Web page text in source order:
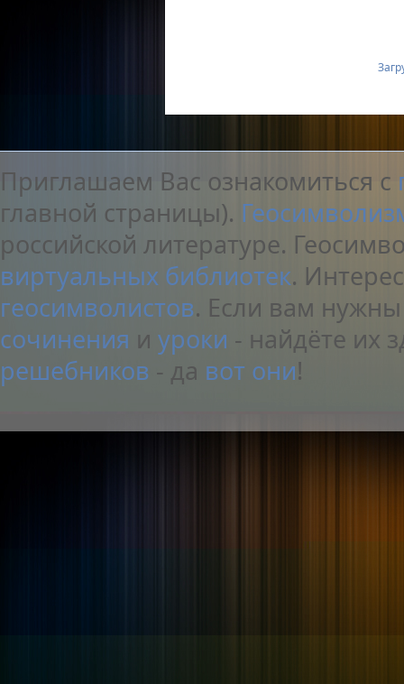
Приглашаем Вас ознакомиться с
главной страницы).
российской литературе.
виртуальных библиотек.
геосимволистов. Если вам
сочинения и уроки - найдёте их
решебников - да вот они!